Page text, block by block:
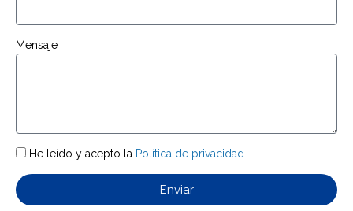
Mensaje
He leído y acepto la Política de privacidad
Enviar